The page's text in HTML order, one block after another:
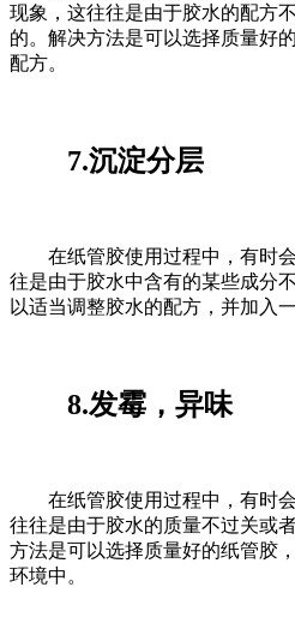
现象，这往往是由于胶水的配方
的。解决方法是可以选择质量好
配方。
7.沉淀分层
在纸管胶使用过程中，有时会
往是由于胶水中含有的某些成分
以适当调整胶水的配方，并加入
8.发霉，异味
在纸管胶使用过程中，有时会
往往是由于胶水的质量不过关或
方法是可以选择质量好的纸管胶
环境中。